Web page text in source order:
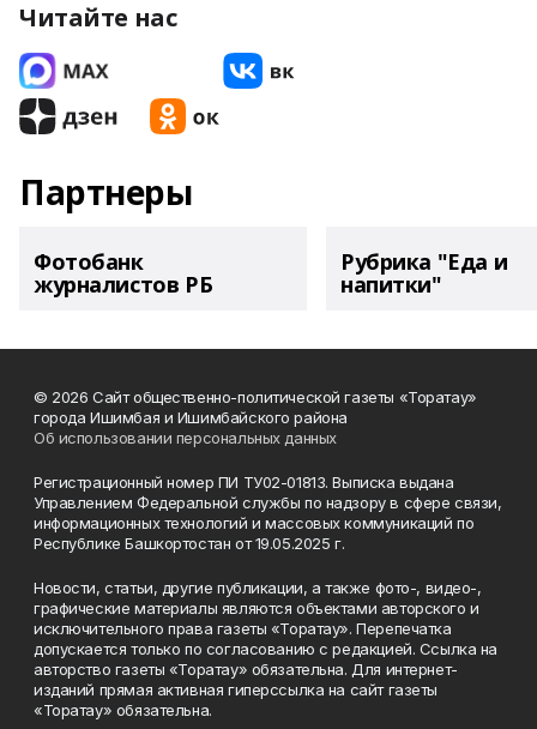
Читайте нас
Партнеры
Фотобанк
журналистов РБ
Рубрика "Еда и
напитки"
© 2026 Сайт общественно-политической газеты «Торатау»
города Ишимбая и Ишимбайского района
Об использовании персональных данных
Регистрационный номер ПИ ТУ02-01813. Выписка выдана
Управлением Федеральной службы по надзору в сфере связи,
информационных технологий и массовых коммуникаций по
Республике Башкортостан от 19.05.2025 г.
Новости, статьи, другие публикации, а также фото-, видео-,
графические материалы являются объектами авторского и
исключительного права газеты «Торатау». Перепечатка
допускается только по согласованию с редакцией. Ссылка на
авторство газеты «Торатау» обязательна. Для интернет-
изданий прямая активная гиперссылка на сайт газеты
«Торатау» обязательна.